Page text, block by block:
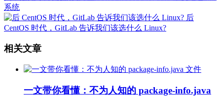
系统
后
CentOS 时代，GitLab 告诉我们该选什么 Linux?
相关文章
一文带你看懂：不为人知的 package-info.java